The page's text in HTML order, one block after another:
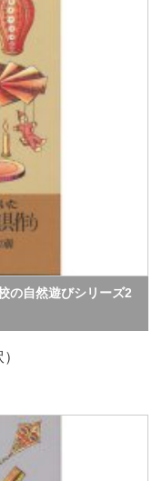
の自然遊びシリーズ2